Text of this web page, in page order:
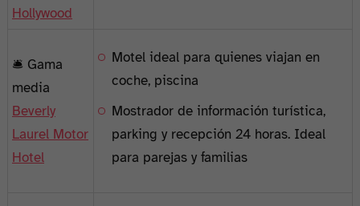
Hollywood
🛎️ Gama
media
Beverly
Laurel Motor
Hotel
Motel ideal para quienes viajan en
coche, piscina
Mostrador de información turística,
parking y recepción 24 horas. Ideal
para parejas y familias